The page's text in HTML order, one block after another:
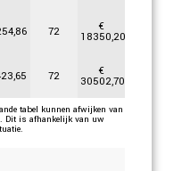
72 €
18350,20
72 €
30502,70
tabel kunnen afwijken van
Dit is afhankelijk van uw